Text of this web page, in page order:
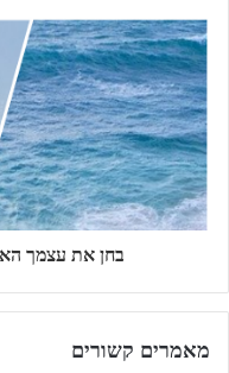
בחן את עצמך
מאמרים קשורים